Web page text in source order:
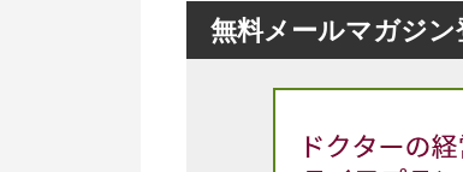
無料メールマガジン